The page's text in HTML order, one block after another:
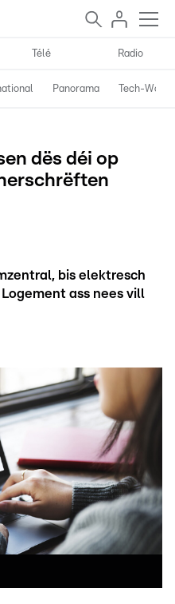
Télé Radio
Panorama Tech-World
dës déi op
bis elektresch
ass nees vill